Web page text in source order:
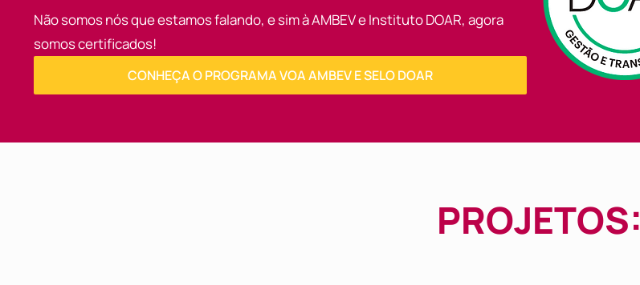
Não somos nós que estamos falando, e sim à AMBEV e Instituto DOAR, agora
somos certificados!
CONHEÇA O PROGRAMA VOA AMBEV E SELO DOAR
PROJETOS: